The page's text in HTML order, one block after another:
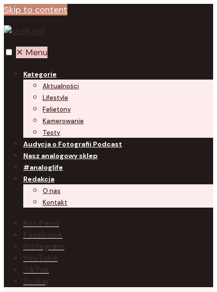
Skip to content
✕ Menu
Kategorie
Aktualności
Lifestyle
Felietony
Kamerowanie
Testy
Audycja o Fotografii Podcast
Nasz analogowy sklep
#analoglife
Redakcja
O nas
Kontakt